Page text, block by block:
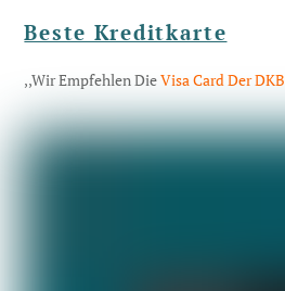
Beste Kreditkarte
,,Wir Empfehlen DieVisa Card Der DKB